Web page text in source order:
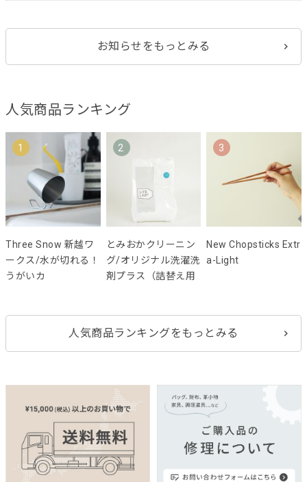
お知らせをもっとみる
人気商品ランキング
1
Three Snow 新越ワ
ークス/水が切れる！
うがいカ
2
とみおかクリーニン
グ/オリジナル洗濯洗
剤プラス（詰替え用
3
New Chopsticks Extr
a-Light
人気商品ランキングをもっとみる